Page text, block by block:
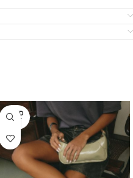
SOLD
OUT